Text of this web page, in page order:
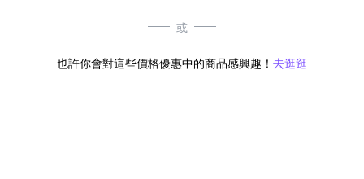
或
也許你會對這些價格優惠中的商品感興趣！ 去逛逛